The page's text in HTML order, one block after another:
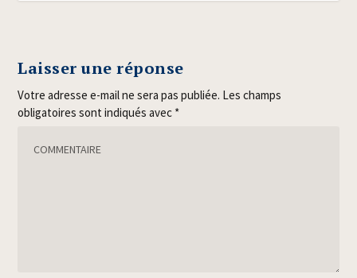
Laisser une réponse
Votre adresse e-mail ne sera pas publiée. Les champs
obligatoires sont indiqués avec *